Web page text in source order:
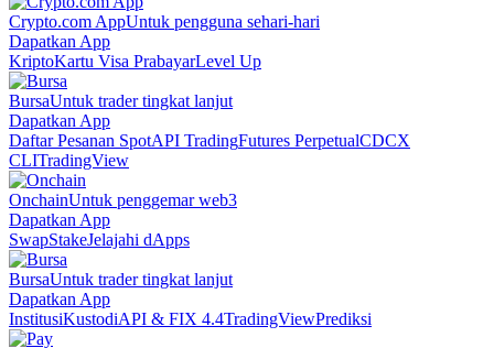
Crypto.com AppUntuk pengguna sehari-hari
Dapatkan App
KriptoKartu Visa PrabayarLevel Up
BursaUntuk trader tingkat lanjut
Dapatkan App
Daftar Pesanan SpotAPI TradingFutures PerpetualCDCX
CLITradingView
OnchainUntuk penggemar web3
Dapatkan App
SwapStakeJelajahi dApps
BursaUntuk trader tingkat lanjut
Dapatkan App
InstitusiKustodiAPI & FIX 4.4TradingViewPrediksi